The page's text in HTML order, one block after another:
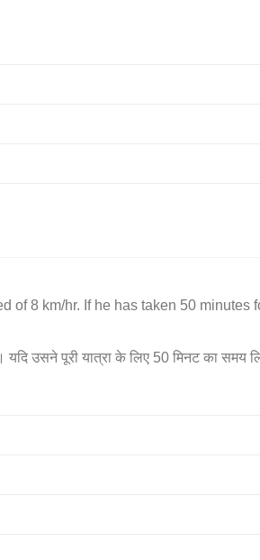
of 8 km/hr. If he has taken 50 minutes
उसने पूरी यात्रा के लिए 50 मिनट का समय